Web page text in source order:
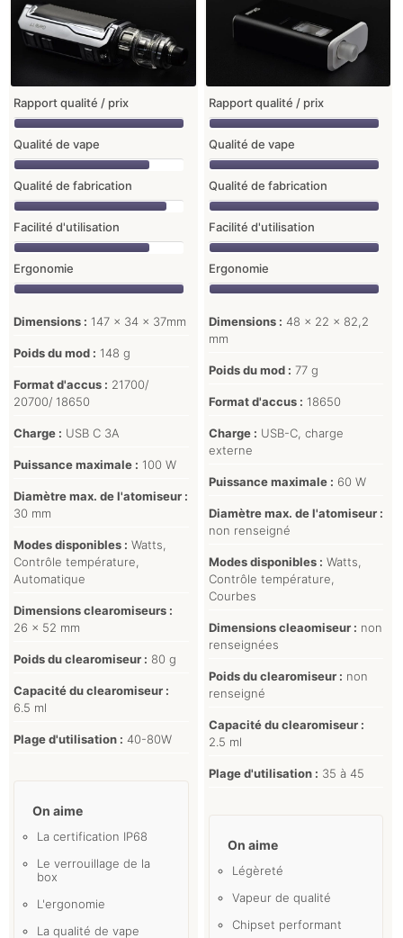
Rapport qualité / prix
Qualité de vape
Qualité de fabrication
Facilité d'utilisation
Ergonomie
Dimensions : 147 x 34 x 37mm
Poids du mod : 148 g
Format d'accus : 21700/
20700/ 18650
Charge : USB C 3A
Puissance maximale : 100 W
Diamètre max. de l'atomiseur :
30 mm
Modes disponibles : Watts,
Contrôle température,
Automatique
Dimensions clearomiseurs :
26 x 52 mm
Poids du clearomiseur : 80 g
Capacité du clearomiseur :
6.5 ml
Plage d'utilisation : 40-80W
On aime
La certification IP68
Le verrouillage de la
box
L'ergonomie
La qualité de vape
Rapport qualité / prix
Qualité de vape
Qualité de fabrication
Facilité d'utilisation
Ergonomie
Dimensions : 48 x 22 x 82,2
mm
Poids du mod : 77 g
Format d'accus : 18650
Charge : USB-C, charge
externe
Puissance maximale : 60 W
Diamètre max. de l'atomiseur :
non renseigné
Modes disponibles : Watts,
Contrôle température,
Courbes
Dimensions cleaomiseur : non
renseignées
Poids du clearomiseur : non
renseigné
Capacité du clearomiseur :
2.5 ml
Plage d'utilisation : 35 à 45
On aime
Légèreté
Vapeur de qualité
Chipset performant